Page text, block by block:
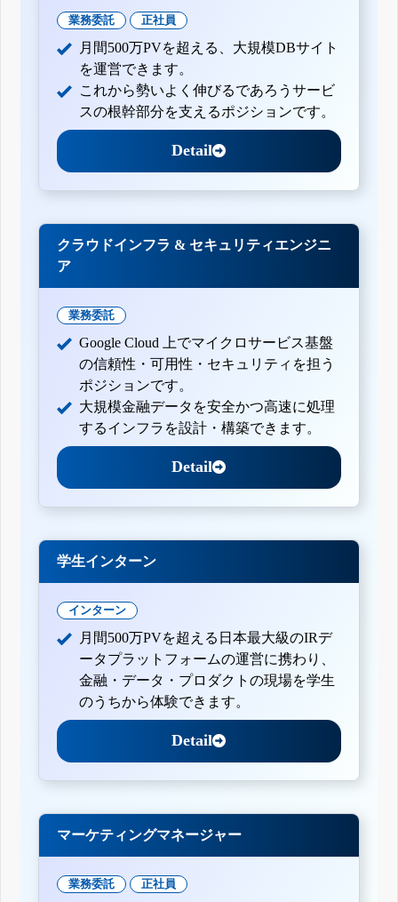
業務委託 正社員
月間500万PVを超える、大規模DBサイト
を運営できます。
これから勢いよく伸びるであろうサービ
スの根幹部分を支えるポジションです。
Detail
クラウドインフラ & セキュリティエンジニ
ア
業務委託
Google Cloud 上でマイクロサービス基盤
の信頼性・可用性・セキュリティを担う
ポジションです。
大規模金融データを安全かつ高速に処理
するインフラを設計・構築できます。
Detail
学生インターン
インターン
月間500万PVを超える日本最大級のIRデ
ータプラットフォームの運営に携わり、
金融・データ・プロダクトの現場を学生
のうちから体験できます。
Detail
マーケティングマネージャー
業務委託 正社員